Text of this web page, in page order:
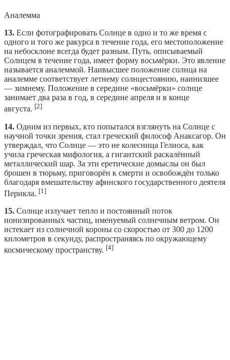
Аналемма
13. Если фотографировать Солнце в одно и то же время с
одного и того же ракурса в течение года, его местоположение
на небосклоне всегда будет разным. Путь, описываемый
Солнцем в течение года, имеет форму восьмёрки. Это явление
называется аналеммой. Наивысшее положение солнца на
аналемме соответствует летнему солнцестоянию, наинизшее
— зимнему. Положение в середине «восьмёрки» солнце
занимает два раза в год, в середине апреля и в конце
августа. [2]
14. Одним из первых, кто попытался взглянуть на Солнце с
научной точки зрения, стал греческий философ Анаксагор. Он
утверждал, что Солнце — это не колесница Гелиоса, как
учила греческая мифология, а гигантский раскалённый
металлический шар. За эти еретические домыслы он был
брошен в тюрьму, приговорён к смерти и освобождён только
благодаря вмешательству афинского государственного деятеля
Перикла. [1]
15. Солнце излучает тепло и постоянный поток
ионизированных частиц, именуемый солнечным ветром. Он
истекает из солнечной короны со скоростью от 300 до 1200
километров в секунду, распространяясь по окружающему
космическому пространству. [4]